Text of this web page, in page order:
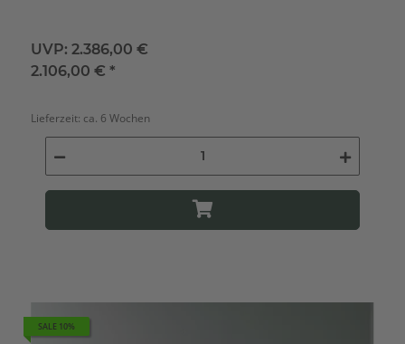
UVP: 2.386,00 €
2.106,00 €*
Lieferzeit: ca. 6 Wochen
SALE 10%